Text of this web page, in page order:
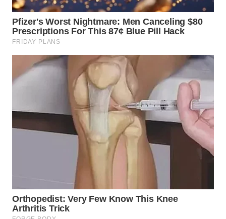
WN
NATUNA
BINTAN
WN
WN